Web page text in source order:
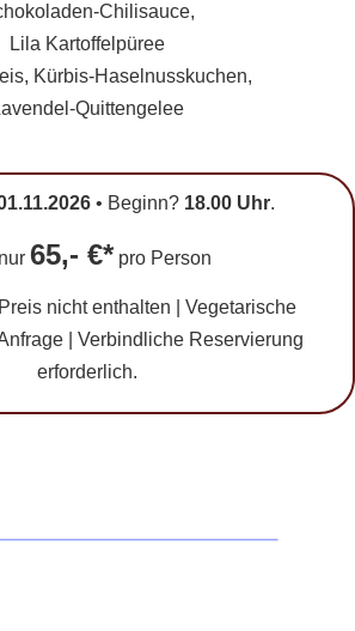
Chilisauce,
Lila Kartoffelpüree
Kürbis-Haselnusskuchen,
Quittengelee
• Beginn? 18.00 Uhr.
65,- €*pro Person
nicht enthalten | Vegetarische
| Verbindliche Reservierung
erforderlich.